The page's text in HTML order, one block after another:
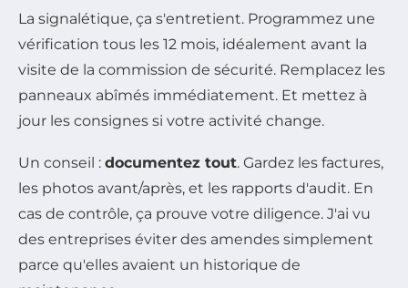
La signalétique, ça s'entretient. Programmez une
vérification tous les 12 mois, idéalement avant la
visite de la commission de sécurité. Remplacez les
panneaux abîmés immédiatement. Et mettez à
jour les consignes si votre activité change.
Un conseil : documentez tout. Gardez les factures,
les photos avant/après, et les rapports d'audit. En
cas de contrôle, ça prouve votre diligence. J'ai vu
des entreprises éviter des amendes simplement
parce qu'elles avaient un historique de